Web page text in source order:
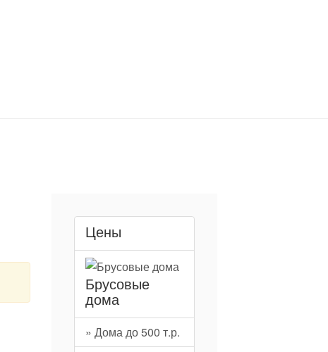
Цены
Брусовые
дома
» Дома до 500 т.р.